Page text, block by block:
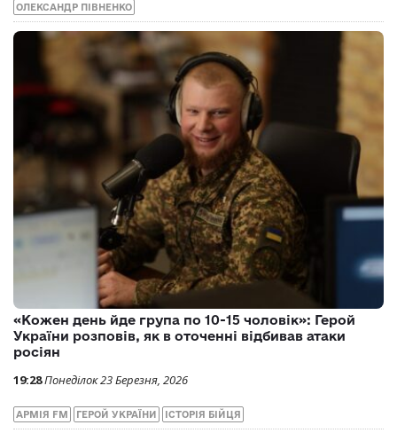
ОЛЕКСАНДР ПІВНЕНКО
«Кожен день йде група по 10-15 чоловік»: Герой
України розповів, як в оточенні відбивав атаки
росіян
19:28Понеділок 23 Березня, 2026
АРМІЯ FM ГЕРОЙ УКРАЇНИ ІСТОРІЯ БІЙЦЯ